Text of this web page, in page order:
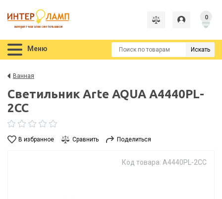
интернет-магазин светильников
0
Меню Искать
Ванная
Светильник Arte AQUA A4440PL-
2CC
В избранное Сравнить Поделиться
Код товара: A4440PL-2CC